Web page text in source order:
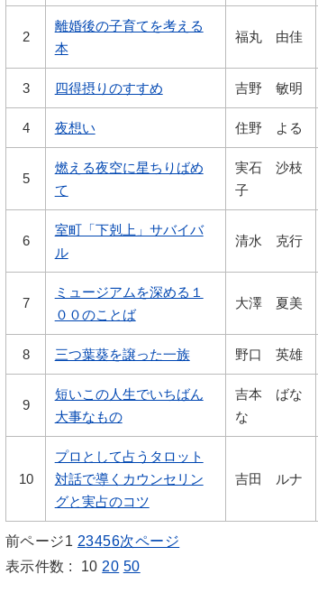
2
離婚後の子育てを考える
本
福丸 由佳
3 四得摂りのすすめ 吉野 敏明
4 夜想い 住野 よる
5
燃える夜空に星ちりばめ
て
実石 沙枝
子
6
室町「下剋上」サバイバ
ル
清水 克行
7
ミュージアムを深める１
００のことば
大澤 夏美
8 三つ葉葵を譲った一族 野口 英雄
9
短いこの人生でいちばん
大事なもの
吉本 ばな
な
10
プロとして占うタロット
対話で導くカウンセリン
グと実占のコツ
吉田 ルナ
前ページ1 23456次ページ
表示件数 : 10 20 50